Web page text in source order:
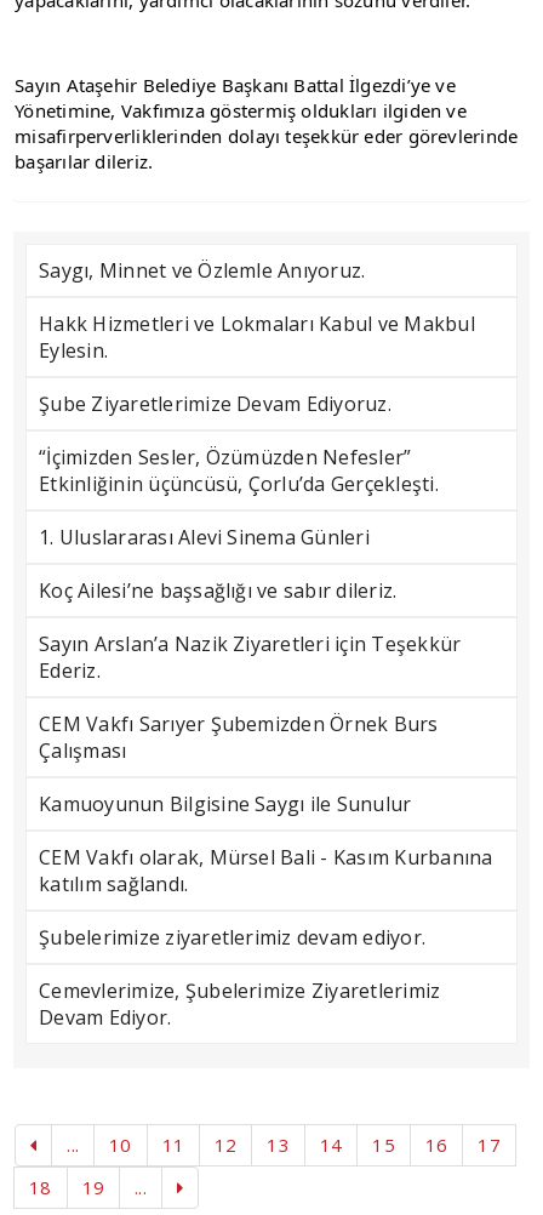
Sayın Ataşehir Belediye Başkanı Battal İlgezdi’ye ve
Yönetimine, Vakfımıza göstermiş oldukları ilgiden ve
misafirperverliklerinden dolayı teşekkür eder görevlerinde
başarılar dileriz.
Saygı, Minnet ve Özlemle Anıyoruz.
Hakk Hizmetleri ve Lokmaları Kabul ve Makbul
Eylesin.
Şube Ziyaretlerimize Devam Ediyoruz.
“İçimizden Sesler, Özümüzden Nefesler”
Etkinliğinin üçüncüsü, Çorlu’da Gerçekleşti.
1. Uluslararası Alevi Sinema Günleri
Koç Ailesi’ne başsağlığı ve sabır dileriz.
Sayın Arslan’a Nazik Ziyaretleri için Teşekkür
Ederiz.
CEM Vakfı Sarıyer Şubemizden Örnek Burs
Çalışması
Kamuoyunun Bilgisine Saygı ile Sunulur
CEM Vakfı olarak, Mürsel Bali - Kasım Kurbanına
katılım sağlandı.
Şubelerimize ziyaretlerimiz devam ediyor.
Cemevlerimize, Şubelerimize Ziyaretlerimiz
Devam Ediyor.
... 10 11 12 13 14 15 16
17
18
19 ...